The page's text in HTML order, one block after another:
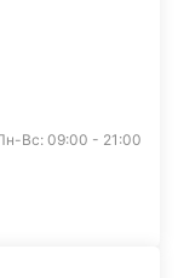
Вс: 09:00 - 21:00